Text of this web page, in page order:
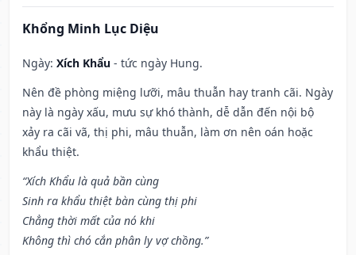
Khổng Minh Lục Diệu
Ngày: Xích Khẩu - tức ngày Hung.
Nên đề phòng miệng lưỡi, mâu thuẫn hay tranh cãi. Ngày
này là ngày xấu, mưu sự khó thành, dễ dẫn đến nội bộ
xảy ra cãi vã, thị phi, mâu thuẫn, làm ơn nên oán hoặc
khẩu thiệt.
“Xích Khẩu là quả bần cùng
Sinh ra khẩu thiệt bàn cùng thị phi
Chẳng thời mất của nó khi
Không thì chó cắn phân ly vợ chồng.”